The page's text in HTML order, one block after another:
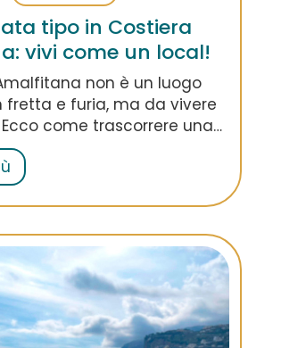
tipo in Costiera
vivi come un local!
non è un luogo
fretta e furia, ma da vivere
come trascorrere una
local, per sentirsi parte
costieri!